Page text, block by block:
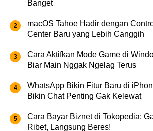
Banget
macOS Tahoe Hadir dengan
Center Baru yang Lebih Canggih
Cara Aktifkan Mode Game di
Biar Main Nggak Ngelag Terus
WhatsApp Bikin Fitur Baru di
Bikin Chat Penting Gak Kelewat
Cara Bayar Biznet di Tokopedia:
Ribet, Langsung Beres!